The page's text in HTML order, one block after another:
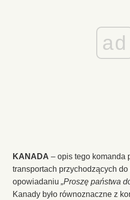
ad
KANADA – opis tego komanda
transportach przychodzących
opowiadaniu „Proszę państwa
Kanady było równoznaczne z